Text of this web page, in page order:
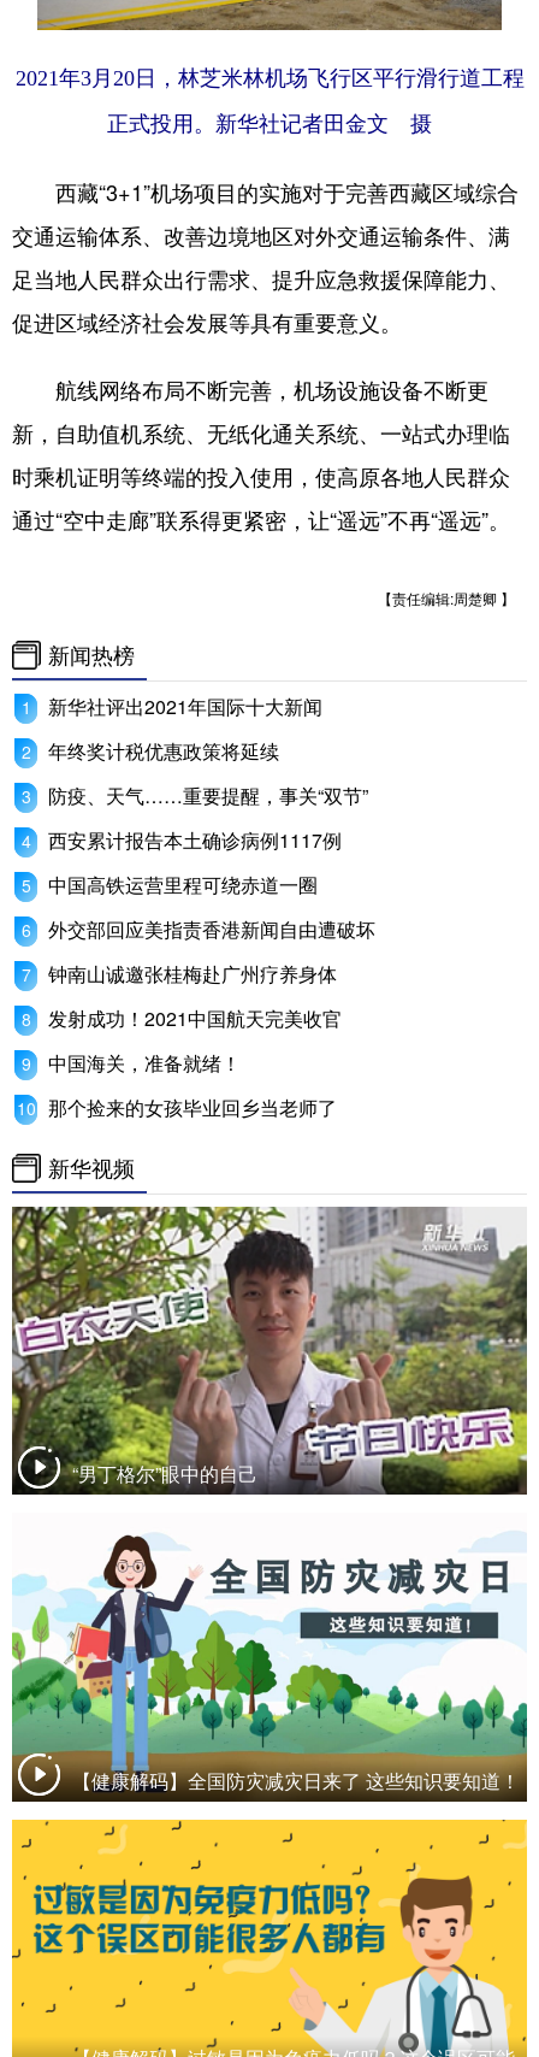
2021年3月20日，林芝米林机场飞行区平行滑行道工程
正式投用。新华社记者田金文 摄
西藏“3+1”机场项目的实施对于完善西藏区域综合
交通运输体系、改善边境地区对外交通运输条件、满
足当地人民群众出行需求、提升应急救援保障能力、
促进区域经济社会发展等具有重要意义。
航线网络布局不断完善，机场设施设备不断更
新，自助值机系统、无纸化通关系统、一站式办理临
时乘机证明等终端的投入使用，使高原各地人民群众
通过“空中走廊”联系得更紧密，让“遥远”不再“遥远”。
【责任编辑:周楚卿 】
新闻热榜
新华社评出2021年国际十大新闻
年终奖计税优惠政策将延续
防疫、天气……重要提醒，事关“双节”
西安累计报告本土确诊病例1117例
中国高铁运营里程可绕赤道一圈
外交部回应美指责香港新闻自由遭破坏
钟南山诚邀张桂梅赴广州疗养身体
发射成功！2021中国航天完美收官
中国海关，准备就绪！
那个捡来的女孩毕业回乡当老师了
新华视频
“男丁格尔”眼中的自己
【健康解码】全国防灾减灾日来了 这些知识要知道！